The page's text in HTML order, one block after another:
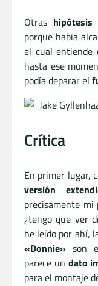
Otras hipótesis
porque había
el cual entiende
hasta ese
podía deparar el
Crítica
En primer lugar,
versión
precisamente mi
¿tengo que ver
he leído por ahí,
«Donnie» son
parece un dato
para el montaje